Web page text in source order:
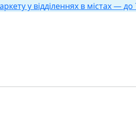
у відділеннях в містах —